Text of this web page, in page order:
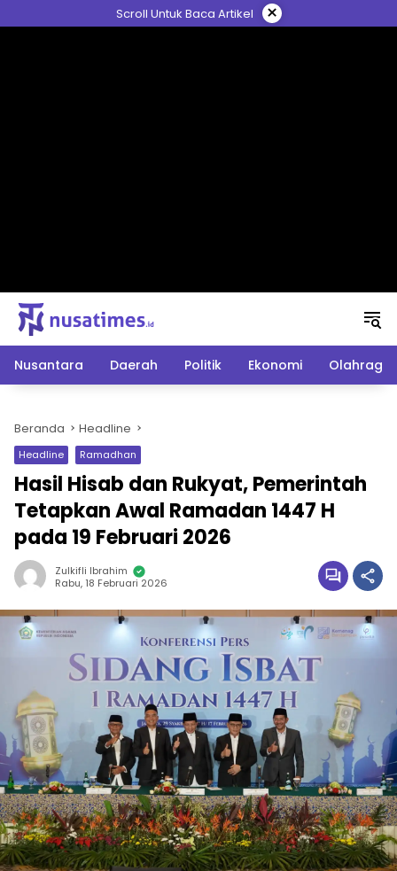
ke
Scroll Untuk Baca Artikel ×
Nusantara Daerah Politik Ekonomi Olahraga
Beranda Headline
Headline Ramadhan
Hasil Hisab dan Rukyat, Pemerintah
Tetapkan Awal Ramadan 1447 H
pada 19 Februari 2026
Zulkifli Ibrahim
Rabu, 18 Februari 2026